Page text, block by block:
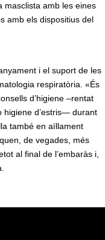
masclista amb les eines
amb els dispositius del
i el suport de les
respiratòria. «És
d’higiene –rentat
higiene d’estris— durant
també en aïllament
de vegades, més
al final de l’embaràs i,